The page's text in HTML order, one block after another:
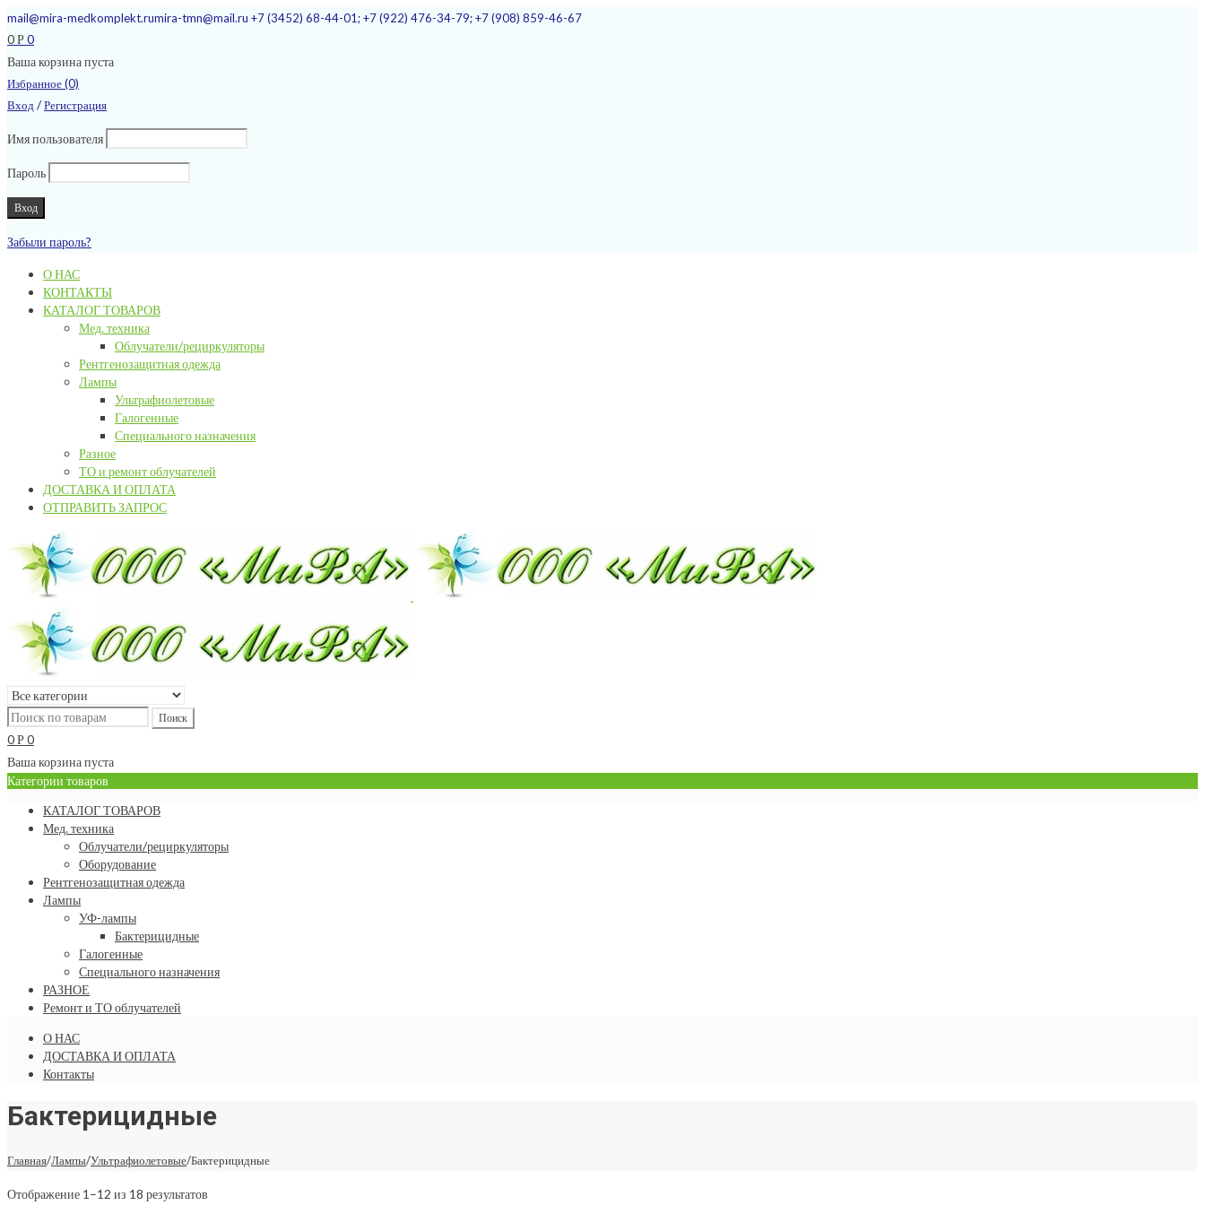
mail@mira-medkomplekt.rumira-tmn@mail.ru +7 (3452) 68-44-01; +7 (922) 476-34-79; +7 (908) 859-46-67
0 Р 0
Ваша корзина пуста
Избранное (0)
Вход /Регистрация
Имя пользователя
Пароль
Забыли пароль?
О НАС
КОНТАКТЫ
КАТАЛОГ ТОВАРОВ
Мед. техника
Облучатели/рециркуляторы
Рентгенозащитная одежда
Лампы
Ультрафиолетовые
Галогенные
Специального назначения
Разное
ТО и ремонт облучателей
ДОСТАВКА И ОПЛАТА
ОТПРАВИТЬ ЗАПРОС
0 Р 0
Ваша корзина пуста
Категории товаров
КАТАЛОГ ТОВАРОВ
Мед. техника
Облучатели/рециркуляторы
Оборудование
Рентгенозащитная одежда
Лампы
УФ-лампы
Бактерицидные
Галогенные
Специального назначения
РАЗНОЕ
Ремонт и ТО облучателей
О НАС
ДОСТАВКА И ОПЛАТА
Контакты
Бактерицидные
Главная/Лампы/Ультрафиолетовые/Бактерицидные
Отображение 1–12 из 18 результатов